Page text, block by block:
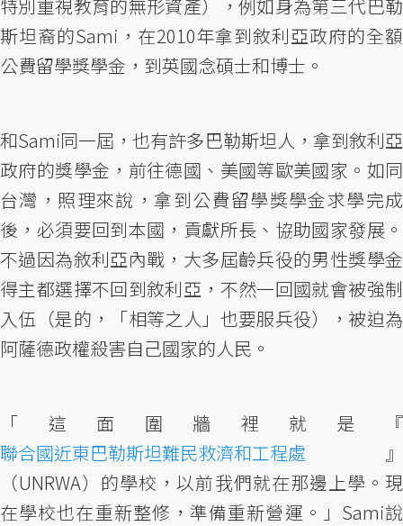
特別重視教育的無形資產），例如身為第三代巴勒
斯坦裔的Sami，在2010年拿到敘利亞政府的全額
公費留學獎學金，到英國念碩士和博士。
和Sami同一屆，也有許多巴勒斯坦人，拿到敘利亞
政府的獎學金，前往德國、美國等歐美國家。如同
台灣，照理來說，拿到公費留學獎學金求學完成
後，必須要回到本國，貢獻所長、協助國家發展。
不過因為敘利亞內戰，大多屆齡兵役的男性獎學金
得主都選擇不回到敘利亞，不然一回國就會被強制
入伍（是的，「相等之人」也要服兵役），被迫為
阿薩德政權殺害自己國家的人民。
「這面圍牆裡就是『
聯合國近東巴勒斯坦難民救濟和工程處 』
（UNRWA）的學校，以前我們就在那邊上學。現
在學校也在重新整修，準備重新營運。」Sami說